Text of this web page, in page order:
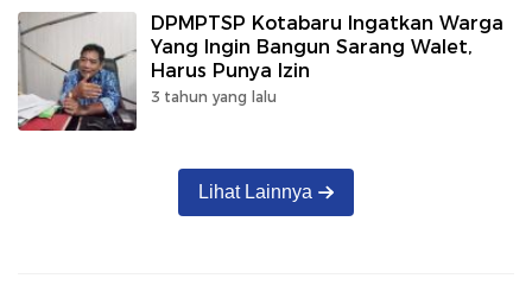
DPMPTSP Kotabaru Ingatkan Warga
Yang Ingin Bangun Sarang Walet,
Harus Punya Izin
3 tahun yang lalu
Lihat Lainnya